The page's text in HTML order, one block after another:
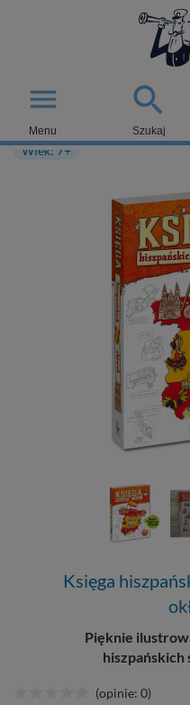

Szukaj
menu
Menu
Wiek: 7+
Księga
Pięknie
hiszpańskich
(opinie: 0)